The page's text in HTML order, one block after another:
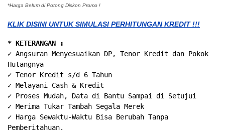
*Harga Belum di Potong Diskon Promo !
KLIK DISINI UNTUK SIMULASI PERHITUNGAN KREDIT !!!
* KETERANGAN :
✓ Angsuran Menyesuaikan DP, Tenor Kredit dan Pokok
Hutangnya
✓ Tenor Kredit s/d 6 Tahun
✓ Melayani Cash & Kredit
✓ Proses Mudah, Data di Bantu Sampai di Setujui
✓ Merima Tukar Tambah Segala Merek
✓ Harga Sewaktu-Waktu Bisa Berubah Tanpa
Pemberitahuan.